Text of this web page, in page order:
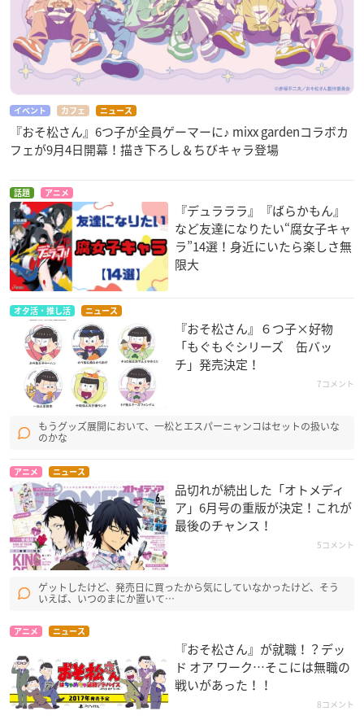
イベント カフェ ニュース
『おそ松さん』6つ子が全員ゲーマーに♪ mixx gardenコラボカ
フェが9月4日開幕！描き下ろし＆ちびキャラ登場
話題 アニメ
『デュラララ』『ばらかもん』
など友達になりたい“腐女子キャ
ラ”14選！身近にいたら楽しさ無
限大
オタ活・推し活 ニュース
『おそ松さん』６つ子×好物
「もぐもぐシリーズ 缶バッ
チ」発売決定！
7コメント
もうグッズ展開において、一松とエスパーニャンコはセットの扱いな
のかな
アニメ ニュース
品切れが続出した「オトメディ
ア」6月号の重版が決定！これが
最後のチャンス！
5コメント
ゲットしたけど、発売日に買ったから気にしていなかったけど、そう
いえば、いつのまにか置いて…
アニメ ニュース
『おそ松さん』が就職！？デッ
ド オア ワーク…そこには無職の
戦いがあった！！
8コメント